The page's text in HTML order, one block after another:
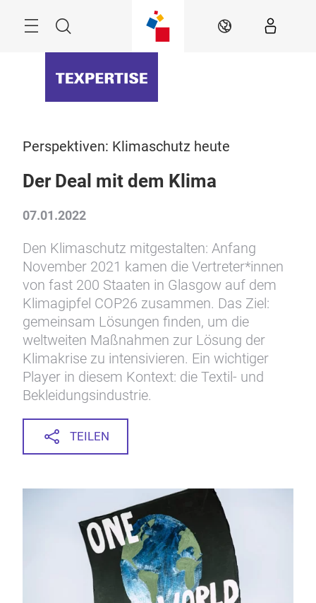
Suche DE
Perspektiven: Klimaschutz heute
Der Deal mit dem Klima
07.01.2022
Den Klimaschutz mitgestalten: Anfang
November 2021 kamen die Vertreter*innen
von fast 200 Staaten in Glasgow auf dem
Klimagipfel COP26 zusammen. Das Ziel:
gemeinsam Lösungen finden, um die
weltweiten Maßnahmen zur Lösung der
Klimakrise zu intensivieren. Ein wichtiger
Player in diesem Kontext: die Textil- und
Bekleidungsindustrie.
TEILEN